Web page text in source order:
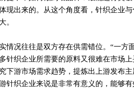
现出来的。从这个角度看，针织企业
。
况往往是双方存在供需错位。“一方
针织企业所需要的原料又很难在市场
下游市场需求趋势，提炼出上游发布
针织企业来说是非常有意义的，能够